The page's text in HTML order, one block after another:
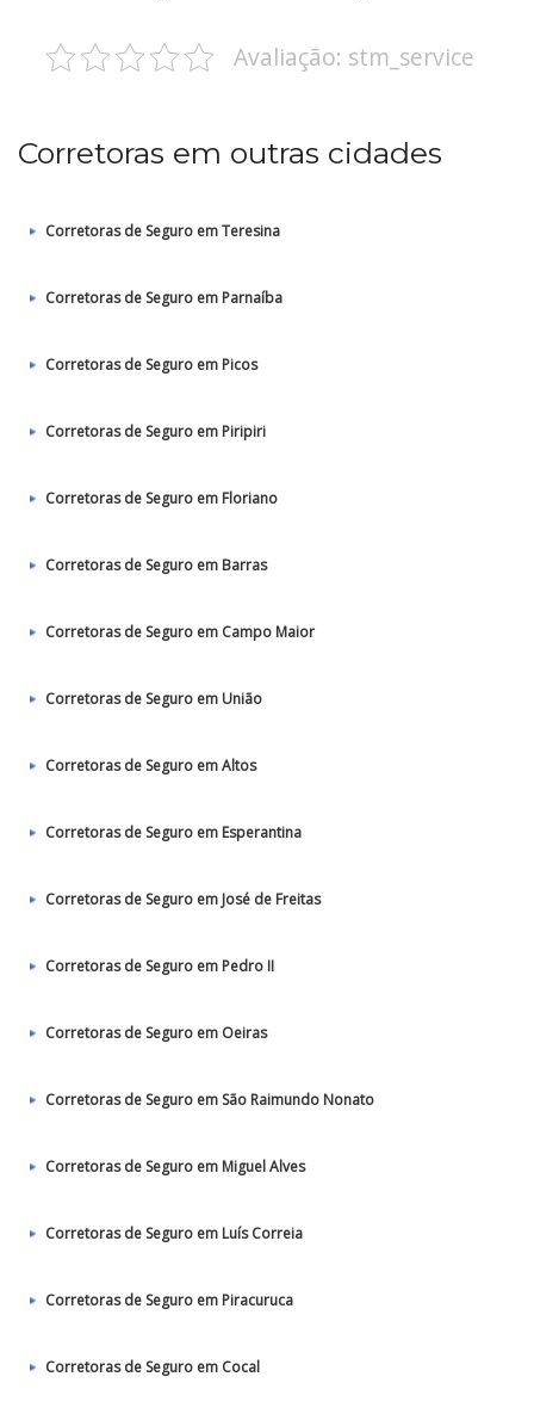
Avaliação: stm_service
Corretoras em outras cidades
Corretoras de Seguro em Teresina
Corretoras de Seguro em Parnaíba
Corretoras de Seguro em Picos
Corretoras de Seguro em Piripiri
Corretoras de Seguro em Floriano
Corretoras de Seguro em Barras
Corretoras de Seguro em Campo Maior
Corretoras de Seguro em União
Corretoras de Seguro em Altos
Corretoras de Seguro em Esperantina
Corretoras de Seguro em José de Freitas
Corretoras de Seguro em Pedro II
Corretoras de Seguro em Oeiras
Corretoras de Seguro em São Raimundo Nonato
Corretoras de Seguro em Miguel Alves
Corretoras de Seguro em Luís Correia
Corretoras de Seguro em Piracuruca
Corretoras de Seguro em Cocal